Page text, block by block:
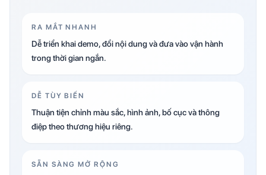
RA MẮT NHANH
Dễ triển khai demo, đổi nội dung và đưa vào vận hành
trong thời gian ngắn.
DỄ TÙY BIẾN
Thuận tiện chỉnh màu sắc, hình ảnh, bố cục và thông
điệp theo thương hiệu riêng.
SẴN SÀNG MỞ RỘNG